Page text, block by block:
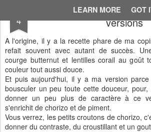
LEARN MORE GOT
4
Velouté courge et
versions
A l'origine, il y a la recette phare de ma
refait souvent avec autant de succès.
courge butternut et lentilles corail au goût
couleur tout aussi douce.
Et puis aujourd'hui, il y a ma version
bousculer un peu toute cette douceur,
donner un peu plus de caractère à ce
s'enrichit de chorizo et de piment.
Vous verrez, les petits croutons de chorizo,
donner du contraste, du croustillant et un